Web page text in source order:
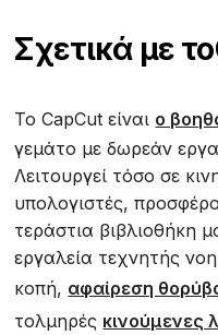
Σχετικά με το
Το CapCut είναι ο
γεμάτο με δωρεάν
Λειτουργεί τόσο σε
υπολογιστές,
τεράστια βιβλιοθήκη
εργαλεία τεχνητής
κοπή, αφαίρεση
τολμηρές κινούμενες